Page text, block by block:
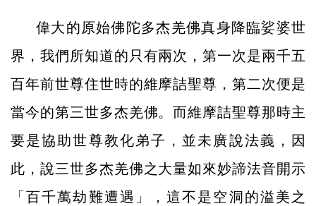
偉大的原始佛陀多杰羌佛真身降臨娑婆世
界，我們所知道的只有兩次，第一次是兩千五
百年前世尊住世時的維摩詰聖尊，第二次便是
當今的第三世多杰羌佛。而維摩詰聖尊那時主
要是協助世尊教化弟子，並未廣說法義，因
此，說三世多杰羌佛之大量如來妙諦法音開示
「百千萬劫難遭遇」，這不是空洞的溢美之